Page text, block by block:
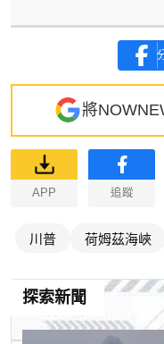
將
APP 追蹤
川普 荷姆茲海峽
探索新聞